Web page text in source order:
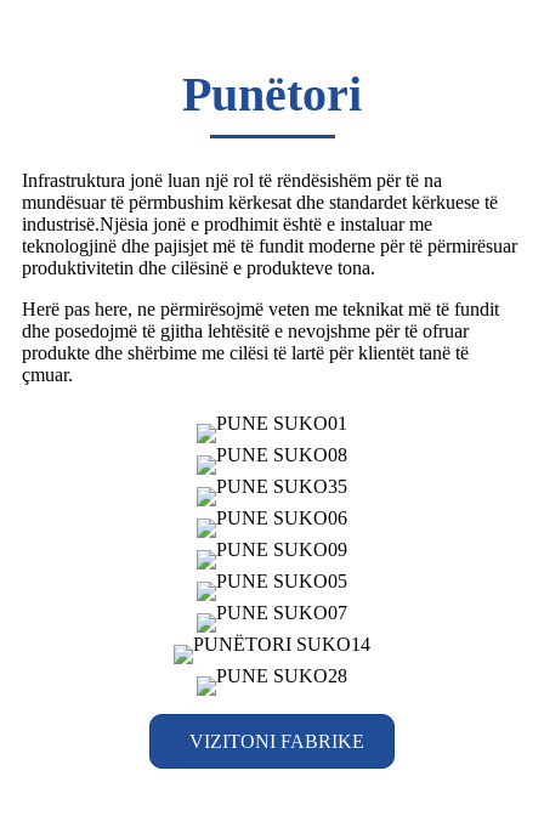
Punëtori
Infrastruktura jonë luan një rol të rëndësishëm për të na
mundësuar të përmbushim kërkesat dhe standardet kërkuese të
industrisë.Njësia jonë e prodhimit është e instaluar me
teknologjinë dhe pajisjet më të fundit moderne për të përmirësuar
produktivitetin dhe cilësinë e produkteve tona.
Herë pas here, ne përmirësojmë veten me teknikat më të fundit
dhe posedojmë të gjitha lehtësitë e nevojshme për të ofruar
produkte dhe shërbime me cilësi të lartë për klientët tanë të
çmuar.
VIZITONI FABRIKE